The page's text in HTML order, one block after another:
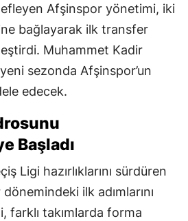
Afşinspor yönetimi, iki
bağlayarak ilk transfer
Muhammet Kadir
sezonda Afşinspor’un
edecek.
Başladı
Ligi hazırlıklarını sürdüren
ilk adımlarını
farklı takımlarda forma